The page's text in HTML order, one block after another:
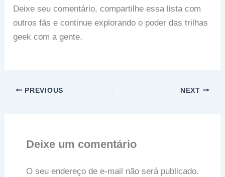
Deixe seu comentário, compartilhe essa lista com
outros fãs e continue explorando o poder das trilhas
geek com a gente.
PREVIOUS NEXT
Deixe um comentário
O seu endereço de e-mail não será publicado.